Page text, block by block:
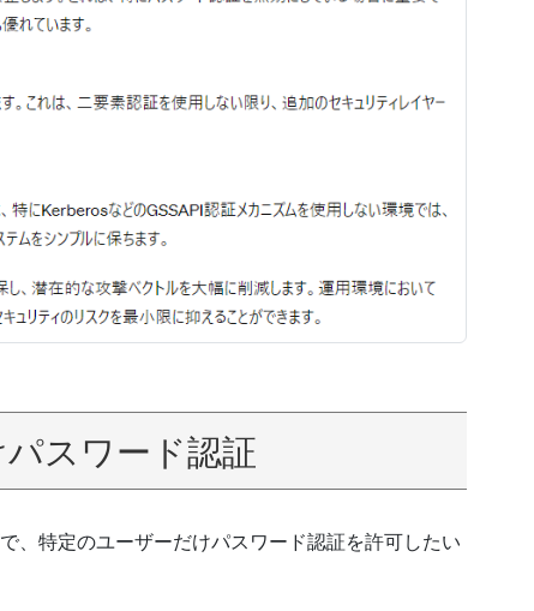
スワード認証
、特定のユーザーだけパスワード認証を許可したい